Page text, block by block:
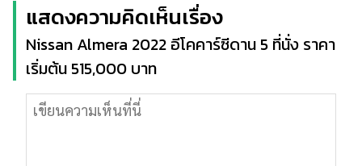
แสดงความคิดเห็นเรื่อง
Nissan Almera 2022 อีโคคาร์ซีดาน 5 ที่นั่ง ราคา
เริ่มต้น 515,000 บาท